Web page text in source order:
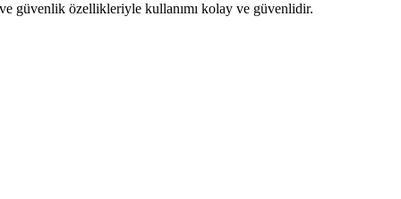
güvenlik özellikleriyle kullanımı kolay ve güvenlidir.